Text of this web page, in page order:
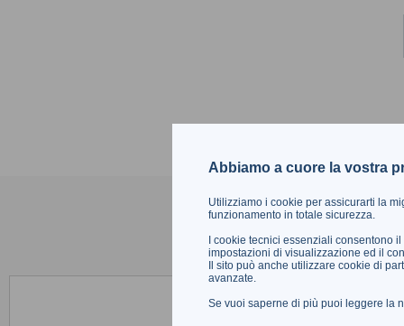
Abbiamo a cuore la vostra
Utilizziamo i cookie per assicurarti la
funzionamento in totale sicurezza.
I cookie tecnici essenziali consentono
impostazioni di visualizzazione ed il
Il sito può anche utilizzare cookie di
avanzate.
Se vuoi saperne di più puoi leggere la